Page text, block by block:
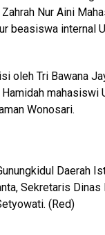
Nur Aini
beasiswa internal
oleh Tri Bawana
mahasiswi
Wonosari.
Daerah
Sekretaris
(Red)